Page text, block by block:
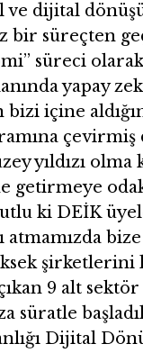
ve dijital
bir süreçten
süreci
yapay
içine
yıldızı
getirmeye
ki DEİK
atmamızda
9 alt
süratle
Dijital